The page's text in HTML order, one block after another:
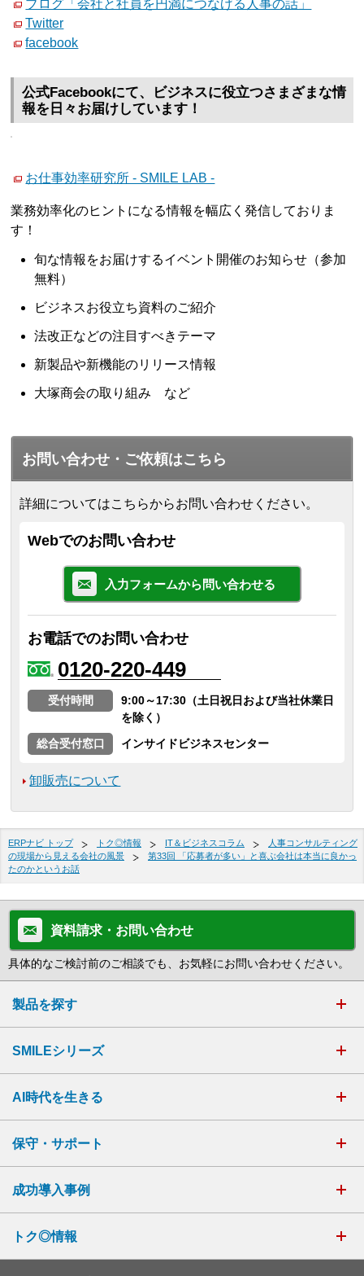
ブログ「会社と社員を円満につなげる人事の話」
Twitter
facebook
公式Facebookにて、ビジネスに役立つさまざまな情
報を日々お届けしています！
お仕事効率研究所 - SMILE LAB -
業務効率化のヒントになる情報を幅広く発信しておりま
す！
旬な情報をお届けするイベント開催のお知らせ（参加
無料）
ビジネスお役立ち資料のご紹介
法改正などの注目すべきテーマ
新製品や新機能のリリース情報
大塚商会の取り組み など
お問い合わせ・ご依頼はこちら
詳細についてはこちらからお問い合わせください。
Webでのお問い合わせ
入力フォームから問い合わせる
お電話でのお問い合わせ
0120-220-449
受付時間
9:00～17:30（土日祝日および当社休業日
を除く）
総合受付窓口
インサイドビジネスセンター
卸販売について
ERPナビ トップ トク◎情報 IT＆ビジネスコラム
人事コンサルティング
の現場から見える会社の風景
第33回 「応募者が多い」と喜ぶ会社は本当に良かっ
たのかというお話
資料請求・お問い合わせ
具体的なご検討前のご相談でも、お気軽にお問い合わせください。
製品を探す
SMILEシリーズ
AI時代を生きる
保守・サポート
成功導入事例
トク◎情報